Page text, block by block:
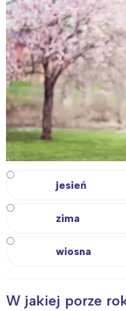
jesień
zima
wiosna
W jakiej porze
Warszawa
Łódź
Trójmiasto
Poznań
Wrocław